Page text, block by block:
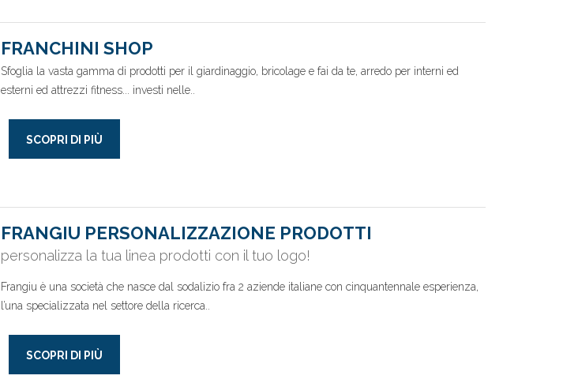
FRANCHINI SHOP
Sfoglia la vasta gamma di prodotti per il giardinaggio, bricolage e fai da te, arredo per interni ed
esterni ed attrezzi fitness... investi nelle..
SCOPRI DI PIÙ
FRANGIU PERSONALIZZAZIONE PRODOTTI
personalizza la tua linea prodotti con il tuo logo!
Frangiu è una società che nasce dal sodalizio fra 2 aziende italiane con cinquantennale esperienza,
l’una specializzata nel settore della ricerca..
SCOPRI DI PIÙ